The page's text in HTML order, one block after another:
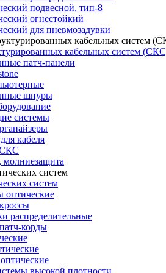
подвесной, тип-8
огнестойкий
для пневмозадувки
кабельных систем
патч-панели
шнуры
системы
кабеля
СКС
молниезащита
систем
оптические
распределительные
корды
высокой плотности